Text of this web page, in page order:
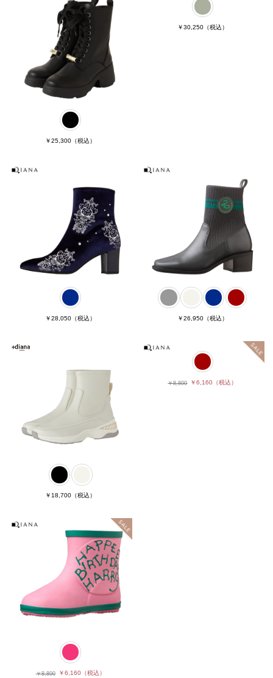
￥25,300 （税込）
￥30,250（税込）
￥28,050 （税込） ￥26,950（税込）
￥18,700 （税込）
￥8,800 ￥6,160 （税込）
￥8,800 ￥6,160（税込）